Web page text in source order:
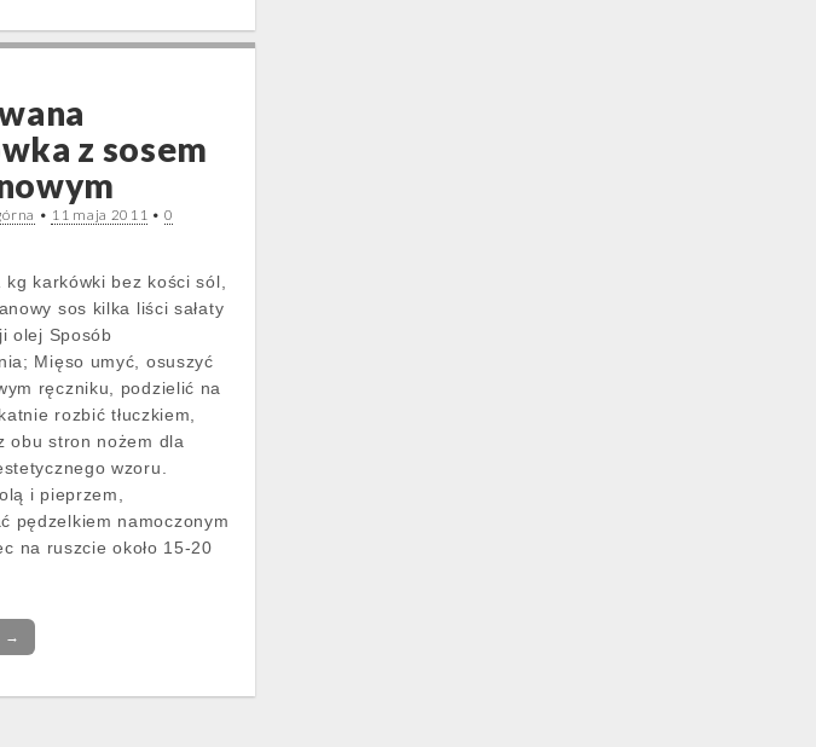
z sosem
• 11 maja 2011 • 0
kg karkówki bez kości sól,
sos kilka liści sałaty
olej Sposób
Mięso umyć, osuszyć
ręczniku, podzielić na
rozbić tłuczkiem,
obu stron nożem dla
wzoru.
i pieprzem,
pędzelkiem namoczonym
na ruszcie około 15-20
→